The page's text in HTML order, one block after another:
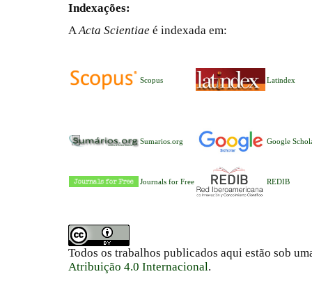
Indexações:
A Acta Scientiae é indexada em:
Scopus Latindex
Sumarios.org Google
Journals for Free REDIB
Todos os trabalhos publicados aqui estão sob
Atribuição 4.0 Internacional.